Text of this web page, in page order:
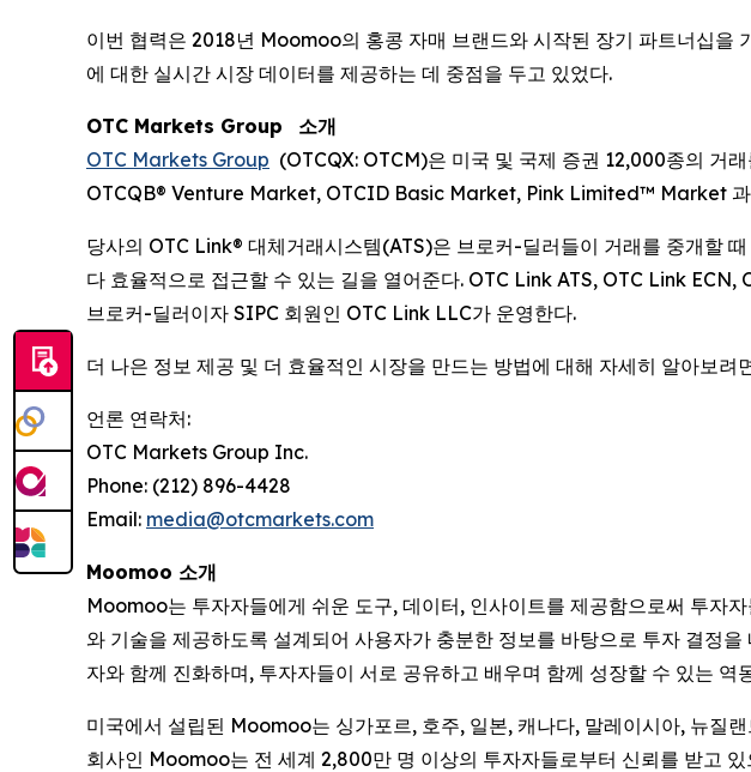
이번 협력은 2018년 Moomoo의 홍콩 자매 브랜드와 시작된 장기 파트너십을
에 대한 실시간 시장 데이터를 제공하는 데 중점을 두고 있었다.
OTC Markets Group
소개
OTC Markets Group (OTCQX: OTCM)은 미국 및 국제 증권 12,000종의 거
OTCQB® Venture Market, OTCID Basic Market, Pink Limited™ Market 과
당사의 OTC Link® 대체거래시스템(ATS)은 브로커-딜러들이 거래를 중개할
다 효율적으로 접근할 수 있는 길을 열어준다. OTC Link ATS, OTC Link
브로커-딜러이자 SIPC 회원인 OTC Link LLC가 운영한다.
더 나은 정보 제공 및 더 효율적인 시장을 만드는 방법에 대해 자세히 알아보려
언론 연락처:
OTC Markets Group Inc.
Phone: (212) 896-4428
Email: media@otcmarkets.com
Moomoo 소개
Moomoo는 투자자들에게 쉬운 도구, 데이터, 인사이트를 제공함으로써 투자
와 기술을 제공하도록 설계되어 사용자가 충분한 정보를 바탕으로 투자 결정
자와 함께 진화하며, 투자자들이 서로 공유하고 배우며 함께 성장할 수 있는 역
미국에서 설립된 Moomoo는 싱가포르, 호주, 일본, 캐나다, 말레이시아, 뉴질
회사인 Moomoo는 전 세계 2,800만 명 이상의 투자자들로부터 신뢰를 받고